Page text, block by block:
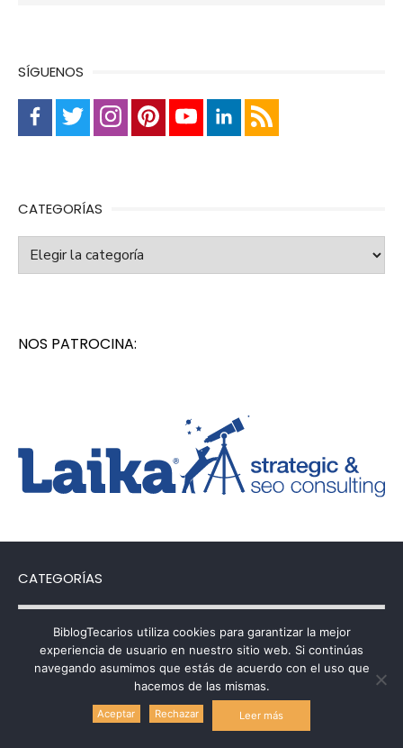
SÍGUENOS
CATEGORÍAS
Categorías
NOS PATROCINA:
CATEGORÍAS
Categorías
Política de uso de cookies
BiblogTecarios utiliza cookies para garantizar la mejor
experiencia de usuario en nuestro sitio web. Si continúas
navegando asumimos que estás de acuerdo con el uso que
hacemos de las mismas.
Aceptar Rechazar Leer más